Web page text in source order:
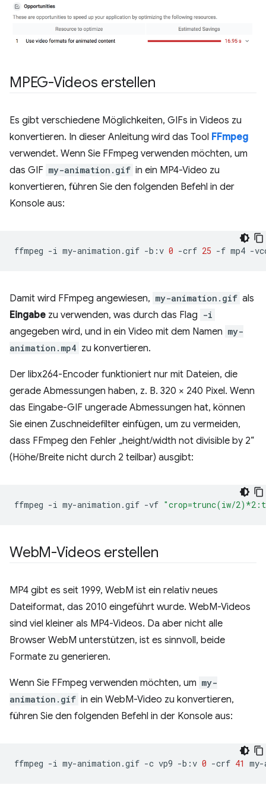
MPEG-Videos erstellen
Es gibt verschiedene Möglichkeiten, GIFs in Videos zu
konvertieren. In dieser Anleitung wird das Tool FFmpeg
verwendet. Wenn Sie FFmpeg verwenden möchten, um
das GIF my-animation.gif in ein MP4-Video zu
konvertieren, führen Sie den folgenden Befehl in der
Konsole aus:
ffmpeg -i my-animation.gif -b:v 0 -crf 25 -f mp4 -
Damit wird FFmpeg angewiesen, my-animation.gif als
Eingabe zu verwenden, was durch das Flag -i
angegeben wird, und in ein Video mit dem Namen my-
animation.mp4 zu konvertieren.
Der libx264-Encoder funktioniert nur mit Dateien, die
gerade Abmessungen haben, z. B. 320 × 240 Pixel. Wenn
das Eingabe-GIF ungerade Abmessungen hat, können
Sie einen Zuschneidefilter einfügen, um zu vermeiden,
dass FFmpeg den Fehler „height/width not divisible by 2“
(Höhe/Breite nicht durch 2 teilbar) ausgibt:
ffmpeg -i my-animation.gif -vf "crop=trunc(iw/
WebM-Videos erstellen
MP4 gibt es seit 1999, WebM ist ein relativ neues
Dateiformat, das 2010 eingeführt wurde. WebM-Videos
sind viel kleiner als MP4-Videos. Da aber nicht alle
Browser WebM unterstützen, ist es sinnvoll, beide
Formate zu generieren.
Wenn Sie FFmpeg verwenden möchten, um my-
animation.gif in ein WebM-Video zu konvertieren,
führen Sie den folgenden Befehl in der Konsole aus:
ffmpeg -i my-animation.gif -c vp9 -b:v 0 -crf 41